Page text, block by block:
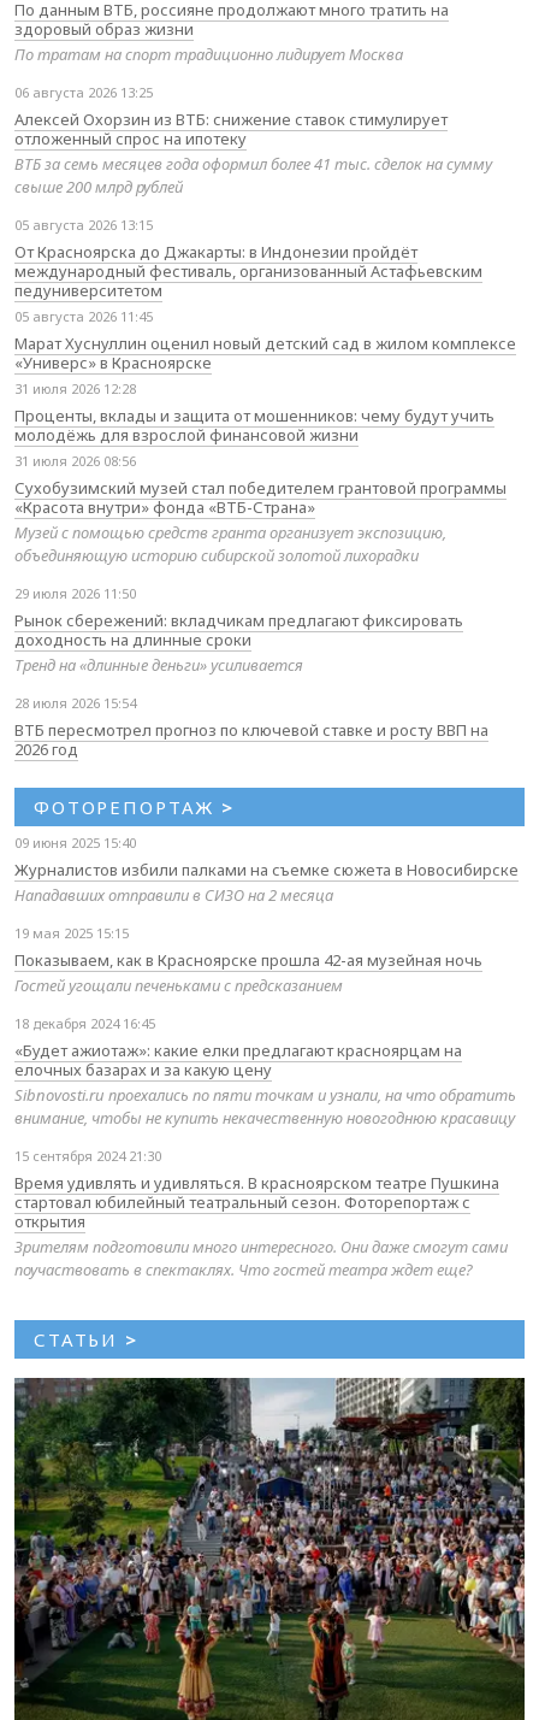
По данным ВТБ, россияне продолжают много тратить на
здоровый образ жизни
По тратам на спорт традиционно лидирует Москва
06 августа 2026 13:25
Алексей Охорзин из ВТБ: снижение ставок стимулирует
отложенный спрос на ипотеку
ВТБ за семь месяцев года оформил более 41 тыс. сделок на сумму
свыше 200 млрд рублей
05 августа 2026 13:15
От Красноярска до Джакарты: в Индонезии пройдёт
международный фестиваль, организованный Астафьевским
педуниверситетом
05 августа 2026 11:45
Марат Хуснуллин оценил новый детский сад в жилом комплексе
«Универс» в Красноярске
31 июля 2026 12:28
Проценты, вклады и защита от мошенников: чему будут учить
молодёжь для взрослой финансовой жизни
31 июля 2026 08:56
Сухобузимский музей стал победителем грантовой программы
«Красота внутри» фонда «ВТБ-Страна»
Музей с помощью средств гранта организует экспозицию,
объединяющую историю сибирской золотой лихорадки
29 июля 2026 11:50
Рынок сбережений: вкладчикам предлагают фиксировать
доходность на длинные сроки
Тренд на «длинные деньги» усиливается
28 июля 2026 15:54
ВТБ пересмотрел прогноз по ключевой ставке и росту ВВП на
2026 год
ФОТОРЕПОРТАЖ >
09 июня 2025 15:40
Журналистов избили палками на съемке сюжета в Новосибирске
Нападавших отправили в СИЗО на 2 месяца
19 мая 2025 15:15
Показываем, как в Красноярске прошла 42-ая музейная ночь
Гостей угощали печеньками с предсказанием
18 декабря 2024 16:45
«Будет ажиотаж»: какие елки предлагают красноярцам на
елочных базарах и за какую цену
Sibnovosti.ru проехались по пяти точкам и узнали, на что обратить
внимание, чтобы не купить некачественную новогоднюю красавицу
15 сентября 2024 21:30
Время удивлять и удивляться. В красноярском театре Пушкина
стартовал юбилейный театральный сезон. Фоторепортаж с
открытия
Зрителям подготовили много интересного. Они даже смогут сами
поучаствовать в спектаклях. Что гостей театра ждет еще?
СТАТЬИ >